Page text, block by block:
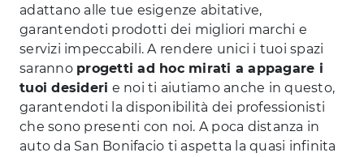
adattano alle tue esigenze abitative,
garantendoti prodotti dei migliori marchi e
servizi impeccabili. A rendere unici i tuoi spazi
saranno progetti ad hoc mirati a appagare i
tuoi desideri e noi ti aiutiamo anche in questo,
garantendoti la disponibilità dei professionisti
che sono presenti con noi. A poca distanza in
auto da San Bonifacio ti aspetta la quasi infinita